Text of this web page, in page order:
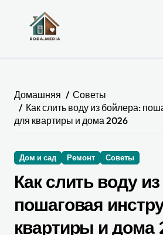
содержанию
Домашняя
Советы
Как слить воду из бойлера:
для квартиры и дома 2026
Дом и сад Ремонт Советы
Как слить воду
пошаговая
квартиры и дома